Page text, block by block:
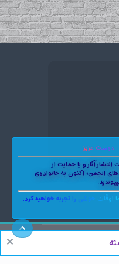
دوست عزیز
آثار و یا حمایت از
انجمن، اکنون به خانواده‌ی
اوقات خوشی را تجربه خواهید کرد.
بالا